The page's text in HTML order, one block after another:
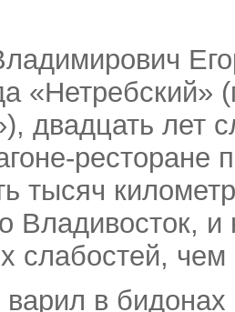
двадцать лет
ресторане
тысяч
Владивосток, и
слабостей,
в